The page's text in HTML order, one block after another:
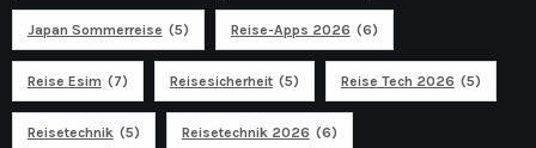
Japan Sommerreise (5) Reise-Apps 2026 (6)
Reise Esim (7) Reisesicherheit (5) Reise Tech 2026 (5)
Reisetechnik (5) Reisetechnik 2026 (6)